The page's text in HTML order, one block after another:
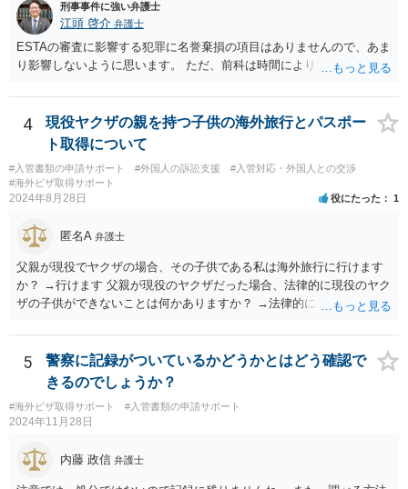
刑事事件に強い弁護士
江頭 啓介 弁護士
ESTAの審査に影響する犯罪に名誉棄損の項目はありませんので、あま
り影響しないように思います。 ただ、前科は時間により消えません。
4
現役ヤクザの親を持つ子供の海外旅行とパスポー
ト取得について
#入管書類の申請サポート #外国人の訴訟支援
#入管対応・外国人との交渉
#海外ビザ取得サポート
2024年8月28日 役にたった 1
匿名A 弁護士
父親が現役でヤクザの場合、その子供である私は海外旅行に行けます
か？ →行けます 父親が現役のヤクザだった場合、法律的に現役のヤク
ザの子供ができないことは何かありますか？ →法律的に、ということ
5
警察に記録がついているかどうかとはどう確認で
きるのでしょうか？
#海外ビザ取得サポート #入管書類の申請サポート
2024年11月28日
内藤 政信 弁護士